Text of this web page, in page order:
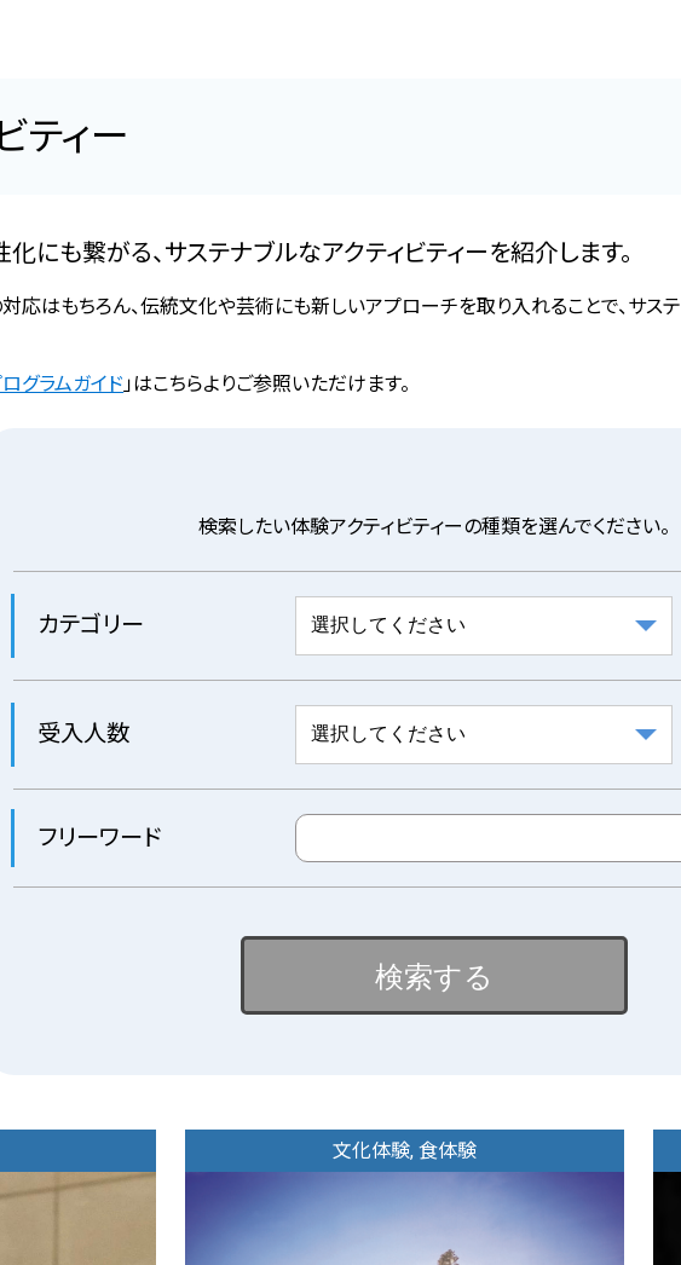
ティー
も繋がる、サステナブルなアクティビティーを紹介します。
応はもちろん、伝統文化や芸術にも新しいアプローチを取り入れることで、サス
グラムガイド」はこちらよりご参照いただけます。
検索したい体験アクティビティーの種類を選んでください。
カテゴリー
受入人数
フリーワード
検索する
文化体験, 食体験